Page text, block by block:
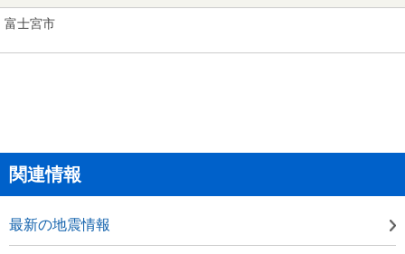
富士宮市
関連情報
最新の地震情報